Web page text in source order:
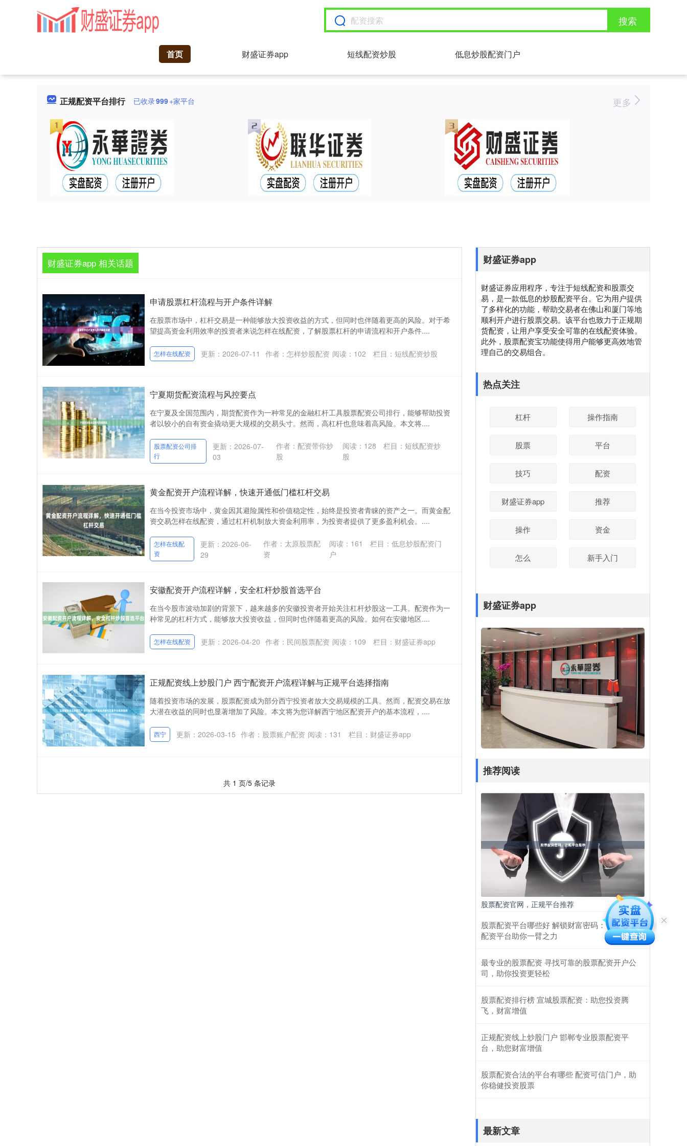
搜索
首页 财盛证券app 短线配资炒股 低息炒股配资门户
正规配资平台排行 已收录999+家平台 更多
财盛证券app 相关话题
申请股票杠杆流程与开户条件详解
在股票市场中，杠杆交易是一种能够放大投资收益的方式，但同时也伴随着更高的风险。对于希
望提高资金利用效率的投资者来说怎样在线配资，了解股票杠杆的申请流程和开户条件....
怎样在线配资 更新：2026-07-11 作者：怎样炒股配资 阅读： 102 栏目： 短线配资炒股
宁夏期货配资流程与风控要点
在宁夏及全国范围内，期货配资作为一种常见的金融杠杆工具股票配资公司排行，能够帮助投资
者以较小的自有资金撬动更大规模的交易头寸。然而，高杠杆也意味着高风险。本文将....
股票配资公司排
行
更新：2026-07-
03
作者：配资带你炒
股
阅读： 128 栏目： 短线配资炒
股
黄金配资开户流程详解，快速开通低门槛杠杆交易
在当今投资市场中，黄金因其避险属性和价值稳定性，始终是投资者青睐的资产之一。而黄金配
资交易怎样在线配资，通过杠杆机制放大资金利用率，为投资者提供了更多盈利机会。....
怎样在线配
资
更新：2026-06-
29
作者：太原股票配
资
阅读： 161 栏目： 低息炒股配资门
户
安徽配资开户流程详解，安全杠杆炒股首选平台
在当今股市波动加剧的背景下，越来越多的安徽投资者开始关注杠杆炒股这一工具。配资作为一
种常见的杠杆方式，能够放大投资收益，但同时也伴随着更高的风险。如何在安徽地区....
怎样在线配资 更新：2026-04-20 作者：民间股票配资 阅读： 109 栏目： 财盛证券app
正规配资线上炒股门户 西宁配资开户流程详解与正规平台选择指南
随着投资市场的发展，股票配资成为部分西宁投资者放大交易规模的工具。然而，配资交易在放
大潜在收益的同时也显著增加了风险。本文将为您详解西宁地区配资开户的基本流程，....
西宁 更新：2026-03-15 作者：股票账户配资 阅读： 131 栏目： 财盛证券app
共 1 页/5 条记录
财盛证券app
财盛证券应用程序，专注于短线配资和股票交
易，是一款低息的炒股配资平台。它为用户提供
了多样化的功能，帮助交易者在佛山和厦门等地
顺利开户进行股票交易。该平台也致力于正规期
货配资，让用户享受安全可靠的在线配资体验。
此外，股票配资宝功能使得用户能够更高效地管
理自己的交易组合。
热点关注
杠杆 操作指南
股票 平台
技巧 配资
财盛证券app 推荐
操作 资金
怎么 新手入门
财盛证券app
推荐阅读
股票配资官网，正规平台推荐
股票配资平台哪些好 解锁财富密码：专业股票
配资平台助你一臂之力
最专业的股票配资 寻找可靠的股票配资开户公
司，助你投资更轻松
股票配资排行榜 宣城股票配资：助您投资腾
飞，财富增值
正规配资线上炒股门户 邯郸专业股票配资平
台，助您财富增值
股票配资合法的平台有哪些 配资可信门户，助
你稳健投资股票
最新文章